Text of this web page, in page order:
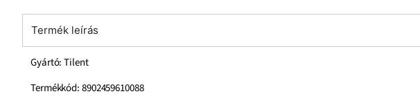
Termék leírás
Gyártó: Tilent
Termékkód: 8902459610088